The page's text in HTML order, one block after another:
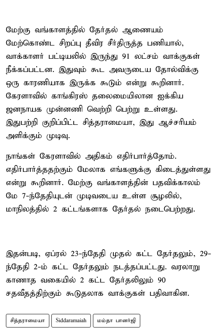
மேற்கு வங்காளத்தில் தேர்தல் ஆணையம்
மேற்கொண்ட சிறப்பு தீவிர சீர்திருத்த பணியால்,
வாக்காளர் பட்டியலில் இருந்து 91 லட்சம் வாக்குகள்
நீக்கப்பட்டன. இதுவும் கூட அவருடைய தோல்விக்கு
ஒரு காரணியாக இருக்க கூடும் என்று கூறினார்.
கேரளாவில் காங்கிரஸ் தலைமையிலான ஐக்கிய
ஜனநாயக முன்னணி வெற்றி பெற்று உள்ளது.
இதுபற்றி குறிப்பிட்ட சித்தராமையா, இது ஆச்சரியம்
அளிக்கும் முடிவு.
நாங்கள் கேரளாவில் அதிகம் எதிர்பார்த்தோம்.
எதிர்பார்த்ததற்கும் மேலாக எங்களுக்கு கிடைத்துள்ளது
என்று கூறினார். மேற்கு வங்காளத்தின் பதவிக்காலம்
மே 7-ந்தேதியுடன் முடிவடைய உள்ள சூழலில்,
மாநிலத்தில் 2 கட்டங்களாக தேர்தல் நடைபெற்றது.
இதன்படி, ஏப்ரல் 23-ந்தேதி முதல் கட்ட தேர்தலும், 29-
ந்தேதி 2-ம் கட்ட தேர்தலும் நடத்தப்பட்டது. வரலாறு
காணாத வகையில் 2 கட்ட தேர்தலிலும் 90
சதவீதத்திற்கும் கூடுதலாக வாக்குகள் பதிவாகின.
சித்தராமையா Siddaramaiah மம்தா பானர்ஜி